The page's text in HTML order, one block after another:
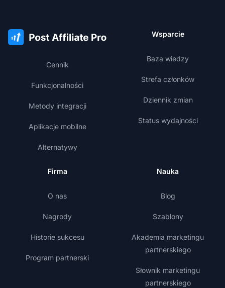
Cennik
Funkcjonalności
Metody integracji
Aplikacje mobilne
Alternatywy
Wsparcie
Baza wiedzy
Strefa członków
Dziennik zmian
Status wydajności
Firma
O nas
Nagrody
Historie sukcesu
Program partnerski
Nauka
Blog
Szablony
Akademia marketingu
partnerskiego
Słownik marketingu
partnerskiego